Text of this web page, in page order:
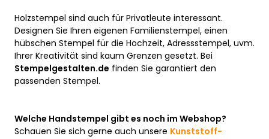
Holzstempel sind auch für Privatleute interessant.
Designen Sie Ihren eigenen Familienstempel, einen
hübschen Stempel für die Hochzeit, Adressstempel, uvm.
Ihrer Kreativität sind kaum Grenzen gesetzt. Bei
Stempelgestalten.de finden Sie garantiert den
passenden Stempel.
Welche Handstempel gibt es noch im Webshop?
Schauen Sie sich gerne auch unsere Kunststoff-